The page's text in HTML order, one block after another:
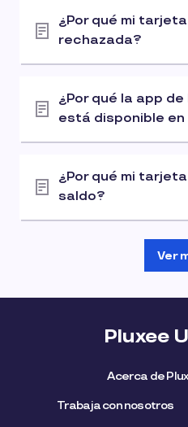
¿Por qué mi
rechazada?
¿Por qué la app
está disponible en
¿Por qué mi
saldo?
Ver
Pluxee
Acerca de
Trabaja con nosotros